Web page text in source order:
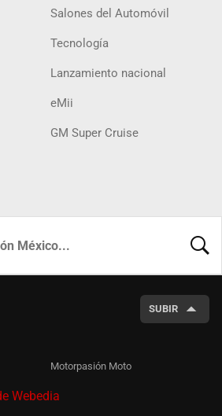
Salones del Automóvil
Tecnología
Lanzamiento nacional
eMii
GM Super Cruise
SUBIR
Motorpasión Moto
Webedia